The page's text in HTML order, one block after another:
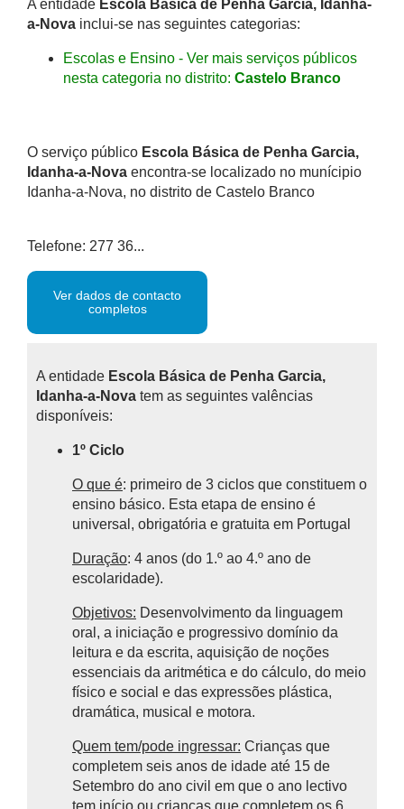
A entidade Escola Básica de Penha Garcia, Idanha-
a-Nova inclui-se nas seguintes categorias:
Escolas e Ensino - Ver mais serviços públicos
nesta categoria no distrito: Castelo Branco
O serviço público Escola Básica de Penha Garcia,
Idanha-a-Nova encontra-se localizado no munícipio
Idanha-a-Nova, no distrito de Castelo Branco
Telefone: 277 36...
Ver dados de contacto
completos
A entidade Escola Básica de Penha Garcia,
Idanha-a-Nova tem as seguintes valências
disponíveis:
1º Ciclo
O que é: primeiro de 3 ciclos que constituem o
ensino básico. Esta etapa de ensino é
universal, obrigatória e gratuita em Portugal
Duração: 4 anos (do 1.º ao 4.º ano de
escolaridade).
Objetivos: Desenvolvimento da linguagem
oral, a iniciação e progressivo domínio da
leitura e da escrita, aquisição de noções
essenciais da aritmética e do cálculo, do meio
físico e social e das expressões plástica,
dramática, musical e motora.
Quem tem/pode ingressar: Crianças que
completem seis anos de idade até 15 de
Setembro do ano civil em que o ano lectivo
tem início ou crianças que completem os 6